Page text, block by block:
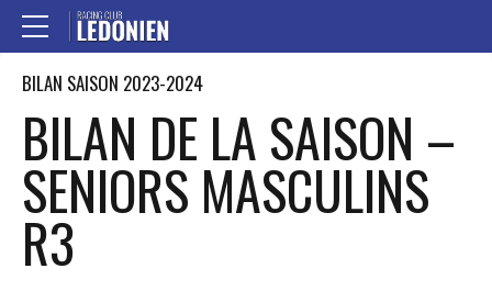
BILAN SAISON 2023-2024
BILAN DE LA SAISON –
SENIORS MASCULINS
R3